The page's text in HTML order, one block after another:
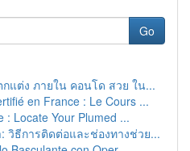
Go
กแต่ง ภายใน คอนโด สวย ใน...
en France : Le Cours ...
: Locate Your Plumed ...
: วิธีการติดต่อและช่องทางช่วย...